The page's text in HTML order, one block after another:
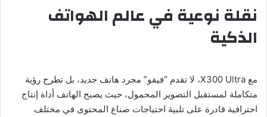
نقلة نوعية في عالم الهواتف
الذكية
مع X300 Ultra، لا تقدم “فيفو” مجرد هاتف جديد، بل تطرح رؤية
متكاملة لمستقبل التصوير المحمول، حيث يصبح الهاتف أداة إنتاج
احترافية قادرة على تلبية احتياجات صناع المحتوى في مختلف